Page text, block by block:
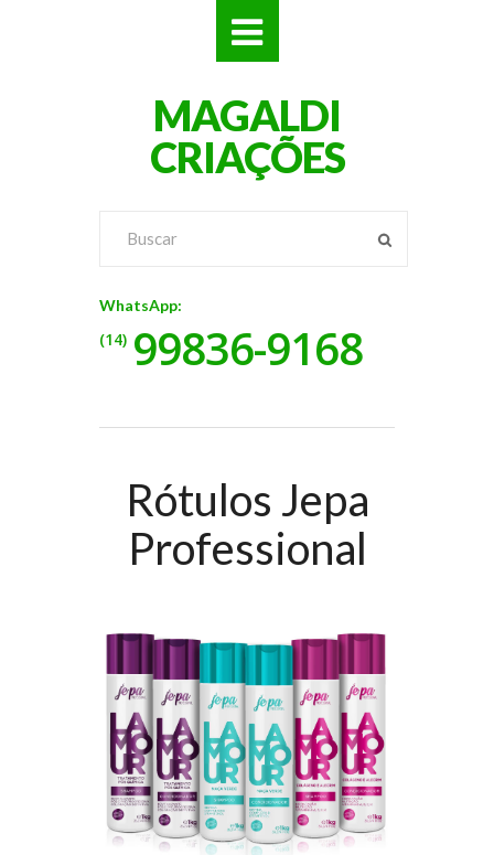
MAGALDI
CRIAÇÕES
WhatsApp:
(14) 99836-9168
Rótulos Jepa
Professional